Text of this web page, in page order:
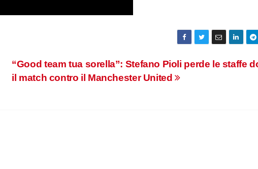
“Good team tua sorella”: Stefano Pioli perde le staffe
il match contro il Manchester United